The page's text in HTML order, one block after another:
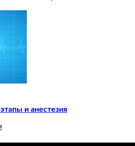
и анестезия